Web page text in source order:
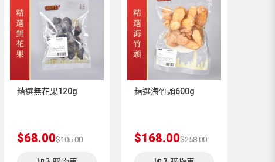
精選無花果120g
$68.00$105.00
精選海竹頭600g
$168.00$258.00